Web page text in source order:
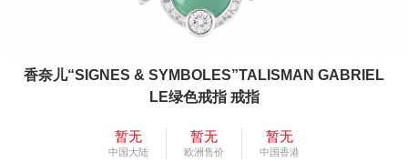
香奈儿“SIGNES & SYMBOLES”TALISMAN GABRIEL
LE绿色戒指 戒指
暂无
中国大陆
暂无
欧洲售价
暂无
中国香港